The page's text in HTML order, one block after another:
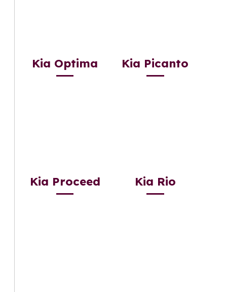
Kia Optima Kia Picanto
Kia Proceed Kia Rio